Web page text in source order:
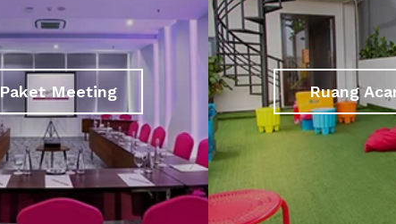
Paket Meeting Ruang